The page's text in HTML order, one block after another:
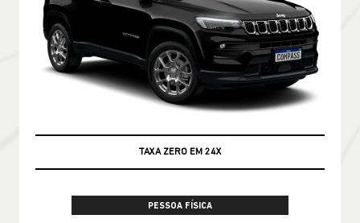
TAXA ZERO EM 24X
PESSOA FÍSICA